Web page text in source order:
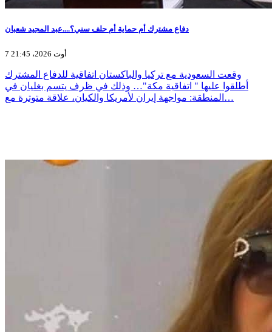
دفاع مشترك أم حماية أم حلف سني؟....عبد المجيد شعبان
7 أوت 2026، 21:45
وقعت السعودية مع تركيا والباكستان اتفاقية للدفاع المشترك
أطلقوا عليها " اتفاقية مكة"… وذلك في ظرف يتسم بغليان في
المنطقة: مواجهة إيران لأمريكا والكيان، علاقة متوترة مع…